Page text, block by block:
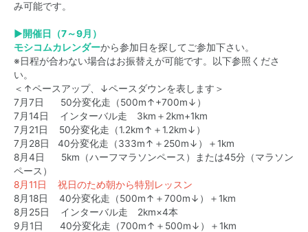
み可能です。
▶開催日（7～9月）
モシコムカレンダーから参加日を探してご参加下さい。
※日程が合わない場合はお振替えが可能です。以下参照くださ
い。
＜↑ペースアップ、↓ペースダウンを表します＞
7月7日 50分変化走（500m↑+700m↓）
7月14日 インターバル走 3km＋2km+1km
7月21日 50分変化走（1.2km↑＋1.2km↓）
7月28日 40分変化走（333m↑＋250m↓）＋1km
8月4日 5km（ハーフマラソンペース）または45分（マラソン
ペース）
8月11日 祝日のため朝から特別レッスン
8月18日 40分変化走（500m↑＋700m↓）＋1km
8月25日 インターバル走 2km×4本
9月1日 40分変化走（700m↑＋500m↓）＋1km